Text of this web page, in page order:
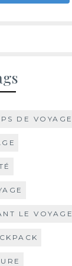
DE VOYAGE
LE VOYAGE